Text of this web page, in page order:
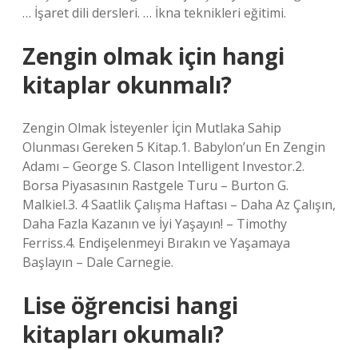
… İşaret dili dersleri. … İkna teknikleri eğitimi.
Zengin olmak için hangi
kitaplar okunmalı?
Zengin Olmak İsteyenler İçin Mutlaka Sahip
Olunması Gereken 5 Kitap.1. Babylon’un En Zengin
Adamı – George S. Clason Intelligent Investor.2.
Borsa Piyasasının Rastgele Turu – Burton G.
Malkiel.3. 4 Saatlik Çalışma Haftası – Daha Az Çalışın,
Daha Fazla Kazanın ve İyi Yaşayın! – Timothy
Ferriss.4. Endişelenmeyi Bırakın ve Yaşamaya
Başlayın – Dale Carnegie.
Lise öğrencisi hangi
kitapları okumalı?